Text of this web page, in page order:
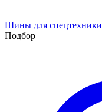
Шины для спецтехники
Подбор